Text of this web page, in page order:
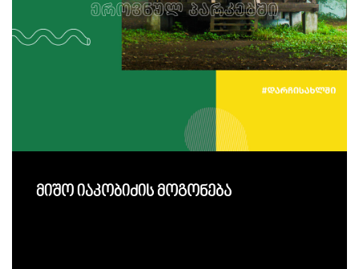
მიშო იაკობიძის მოგონება